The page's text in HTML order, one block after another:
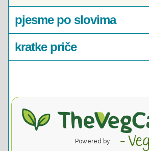
pjesme po slovima
kratke priče